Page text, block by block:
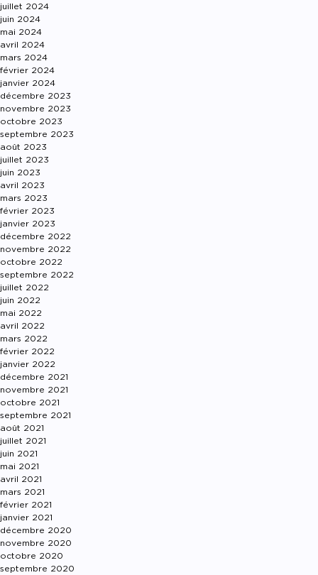
juillet 2024
juin 2024
mai 2024
avril 2024
mars 2024
février 2024
janvier 2024
décembre 2023
novembre 2023
octobre 2023
septembre 2023
août 2023
juillet 2023
juin 2023
avril 2023
mars 2023
février 2023
janvier 2023
décembre 2022
novembre 2022
octobre 2022
septembre 2022
juillet 2022
juin 2022
mai 2022
avril 2022
mars 2022
février 2022
janvier 2022
décembre 2021
novembre 2021
octobre 2021
septembre 2021
août 2021
juillet 2021
juin 2021
mai 2021
avril 2021
mars 2021
février 2021
janvier 2021
décembre 2020
novembre 2020
octobre 2020
septembre 2020